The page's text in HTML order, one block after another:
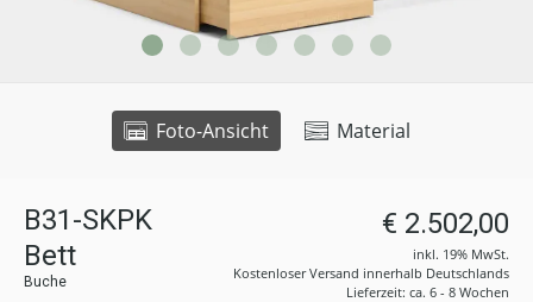
Foto-Ansicht Material
B31-SKPK
Bett
Buche
€ 2.502,00
inkl. 19% MwSt.
Kostenloser Versand innerhalb Deutschlands
Lieferzeit: ca. 6 - 8 Wochen